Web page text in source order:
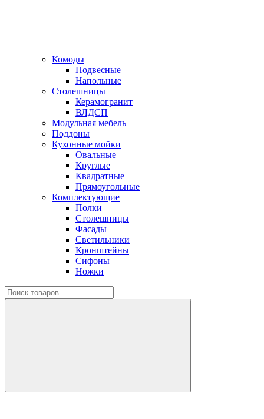
Комоды
Подвесные
Напольные
Столешницы
Керамогранит
ВЛДСП
Модульная мебель
Поддоны
Кухонные мойки
Овальные
Круглые
Квадратные
Прямоугольные
Комплектующие
Полки
Столешницы
Фасады
Светильники
Кронштейны
Сифоны
Ножки